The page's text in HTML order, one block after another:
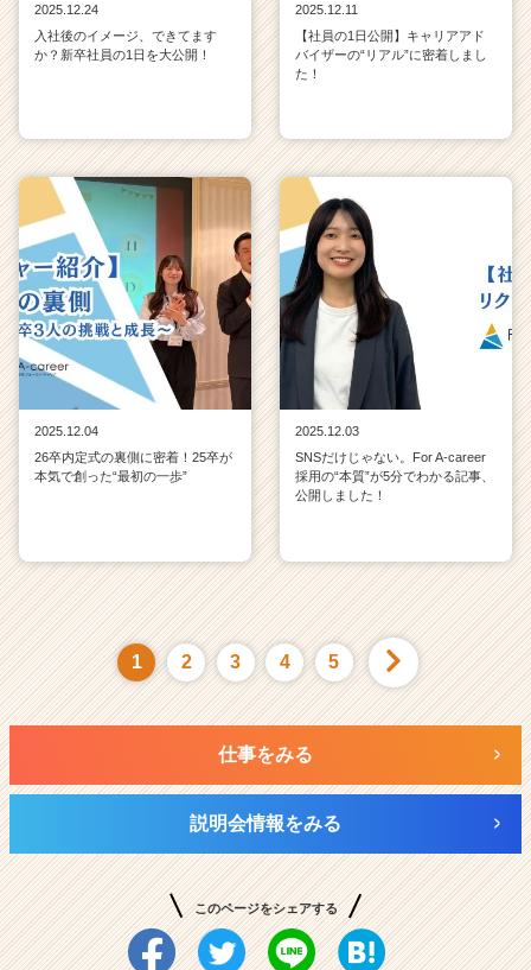
2025.12.24
入社後のイメージ、できてます
か？新卒社員の1日を大公開！
2025.12.11
【社員の1日公開】キャリアアド
バイザーの“リアル”に密着しまし
た！
2025.12.04
26卒内定式の裏側に密着！25卒が
本気で創った“最初の一歩”
2025.12.03
SNSだけじゃない。For A-career
採用の“本質”が5分でわかる記事、
公開しました！
1 2 3 4 5
仕事をみる
説明会情報をみる
このページをシェアする